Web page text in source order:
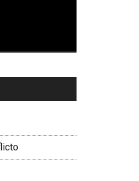
Federación